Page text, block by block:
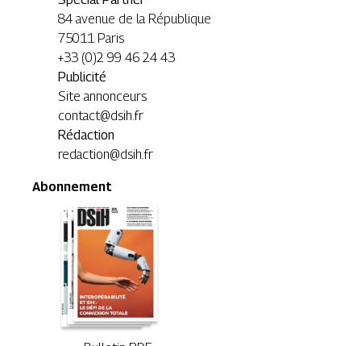
84 avenue de la République
75011 Paris
+33 (0)2 99 46 24 43
Publicité
Site annonceurs
contact@dsih.fr
Rédaction
redaction@dsih.fr
Abonnement